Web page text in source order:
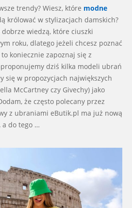
trendy? Wiesz, które modne
królować w stylizacjach damskich?
wiedzą, które ciuszki
roku, dlatego jeżeli chcesz poznać
koniecznie zapoznaj się z
dziś kilka modeli ubrań
się w propozycjach największych
McCartney czy Givechy) jako
że często polecany przez
z ubraniami eButik.pl ma już nową
a do tego …